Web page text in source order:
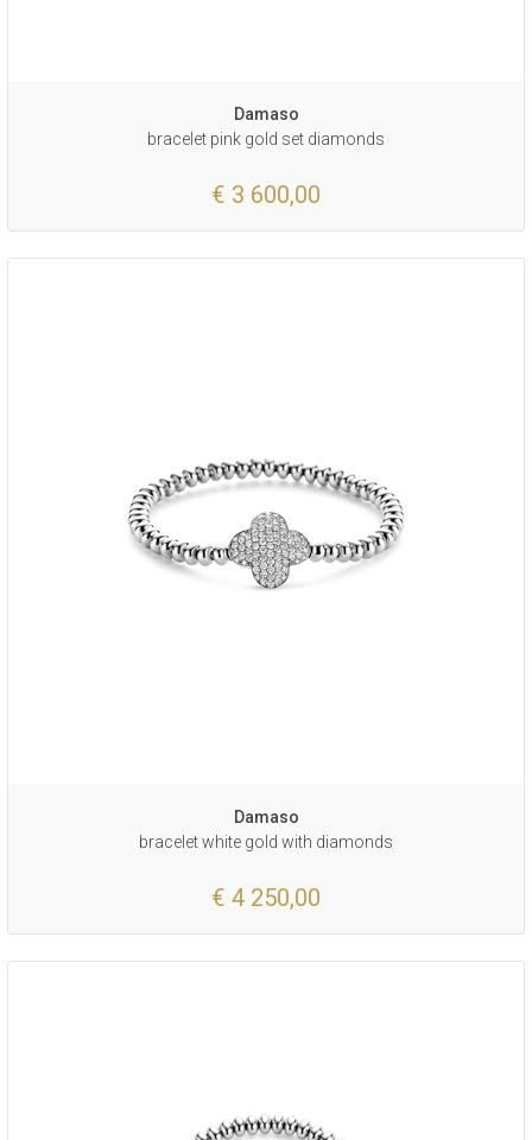
Damaso
bracelet pink gold set diamonds
€ 3 600,00
Damaso
bracelet white gold with diamonds
€ 4 250,00